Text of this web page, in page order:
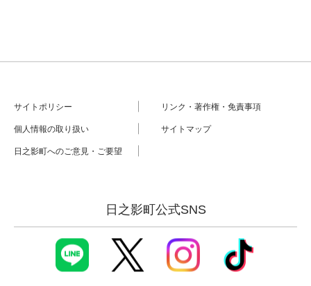
サイトポリシー リンク・著作権・免責事項
個人情報の取り扱い サイトマップ
日之影町へのご意見・ご要望
日之影町公式SNS